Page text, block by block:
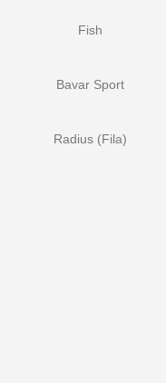
Fish
Bavar Sport
Radius (Fila)